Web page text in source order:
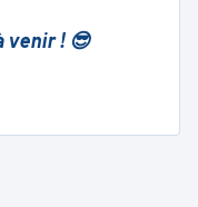
venir ! 😎